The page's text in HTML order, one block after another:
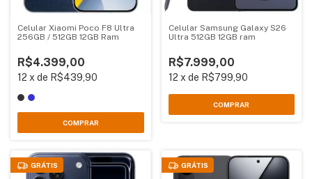
Celular Xiaomi Poco F8 Ultra
256GB / 512GB 12GB Ram
R$4.399,00
12 xde R$439,90
COMPRAR
Celular Samsung Galaxy S26
Ultra 512GB 12GB ram
R$7.999,00
12 xde R$799,90
COMPRAR
GRÁTIS GRÁTIS